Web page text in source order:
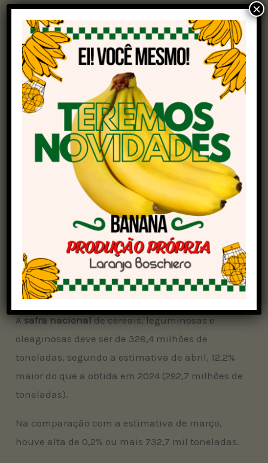
decorrência de um incremento no rendimento
médio da lavoura, de 3.888 kg/hectare para
4.015 kg/hectare.
Já omilho 1ª safra
deve ter um aumento de 3,7%
frente ao colhido em 2024 (mais 58.110 t),
chegando a uma produção de 1.609.200
toneladas em 2025. Houve alta de 1,0% (mais
16.200 t) frente ao estimado em março, também
em virtude de um maior rendimento esperado:
5.549 kg/hectare frente a 5.493 kg/hectare, em
A maior produção de grãos na Bahia, em 2025,
segue o estimado também para o Brasil como
um todo.
Safra nacional e mais
Asafra nacionalde cereais, leguminosas e
oleaginosas deve ser de 328,4 milhões de
toneladas, segundo a estimativa de abril, 12,2%
maior do que a obtida em 2024 (292,7 milhões de
toneladas).
Na comparação com a estimativa de março,
houve alta de 0,2% ou mais 732,7 mil toneladas.
×